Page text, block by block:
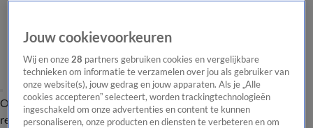
Overzicht Laatste nieuws Regionieuws Het beste van Hart
Tip de
redactie
Jouw cookievoorkeuren
Wij en onze28 partners gebruiken cookies en vergelijkbare
technieken om informatie te verzamelen over jou als gebruiker van
onze website(s), jouw gedrag en jouw apparaten. Als je „Alle
cookies accepteren” selecteert, worden trackingtechnologieën
ingeschakeld om onze advertenties en content te kunnen
personaliseren, onze producten en diensten te verbeteren en om